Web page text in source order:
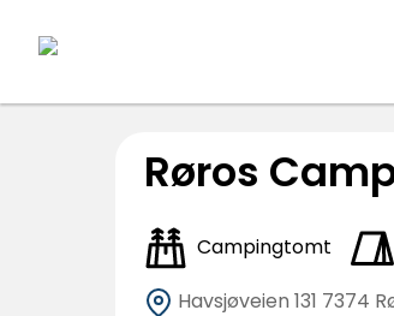
Røros
Campingtomt
Havsjøveien 131 7374